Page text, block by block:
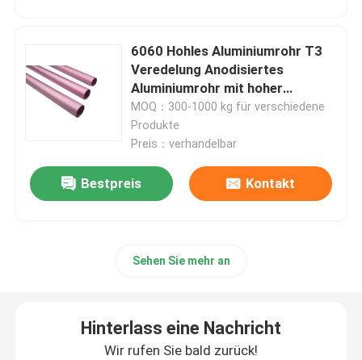
Fordern Sie ein Zitat
Aluminiumrundeisen
feste Aluminiumstange
prägeartiges Aluminiumblatt
6060 Hohles Aluminiumrohr T3
Veredelung Anodisiertes
Aluminiumrohr mit hoher
Schweißfähigkeit Gebäudebau
MOQ：300-1000 kg für verschiedene
Produkte
Preis：verhandelbar
Bestpreis Kontakt
Sehen Sie mehr an
Hinterlass eine Nachricht
Wir rufen Sie bald zurück!